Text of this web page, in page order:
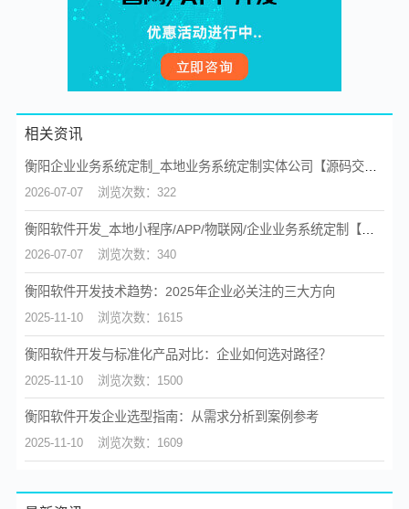
相关资讯
衡阳企业业务系统定制_本地业务系统定制实体公司【源码交付】
2026-07-07 浏览次数：322
2026-07-07 浏览次数：340
衡阳软件开发技术趋势：2025年企业必关注的三大方向
2025-11-10 浏览次数：1615
衡阳软件开发与标准化产品对比：企业如何选对路径？
2025-11-10 浏览次数：1500
衡阳软件开发企业选型指南：从需求分析到案例参考
2025-11-10 浏览次数：1609